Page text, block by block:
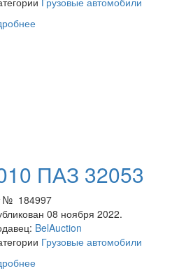
ПАЗ 32053
№ 184997
08 ноября 2022.
BelAuction
Грузовые автомобили